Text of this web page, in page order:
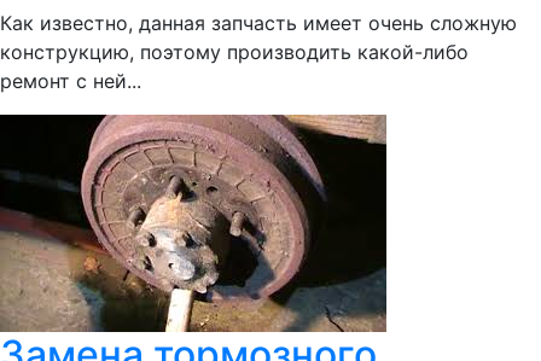
Как известно, данная запчасть имеет очень сложную
конструкцию, поэтому производить какой-либо
ремонт с ней...